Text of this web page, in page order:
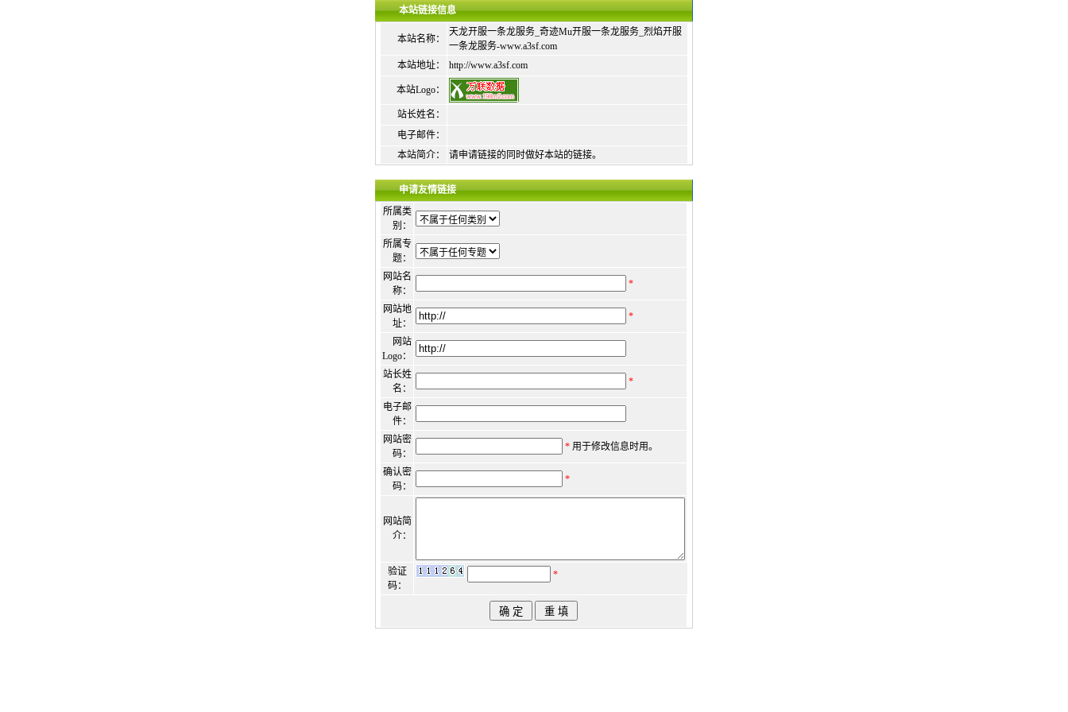
本站链接信息
本站名称：
天龙开服一条龙服务_奇迹Mu开服一条龙服务_烈焰开服
一条龙服务-www.a3sf.com
本站地址：
http://www.a3sf.com
本站Logo：
站长姓名：
电子邮件：
本站简介：
请申请链接的同时做好本站的链接。
申请友情链接
所属类
别：
所属专
题：
网站名
称：
*
网站地
址：
*
网站
Logo：
站长姓
名：
*
电子邮
件：
网站密
码：
* 用于修改信息时用。
确认密
码：
*
网站简
介：
验证
码：
*